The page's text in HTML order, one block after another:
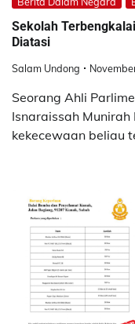
Sekolah
Diatasi
Salam Undong
Seorang Ahli
Isnaraissah
kekecewaan beliau